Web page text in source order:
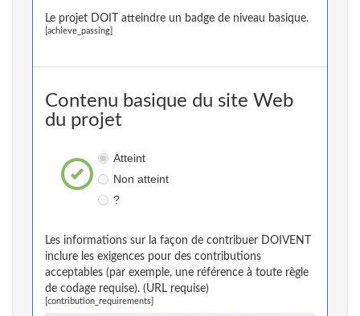
Le projet DOIT atteindre un badge de niveau basique.
[achieve_passing]
Contenu basique du site Web
du projet
Atteint
Non atteint
?
Les informations sur la façon de contribuer DOIVENT
inclure les exigences pour des contributions
acceptables (par exemple, une référence à toute règle
de codage requise). (URL requise)
[contribution_requirements]